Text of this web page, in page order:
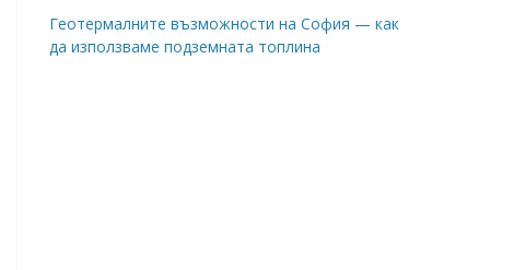
Геотермалните възможности на София — как
да използваме подземната топлина